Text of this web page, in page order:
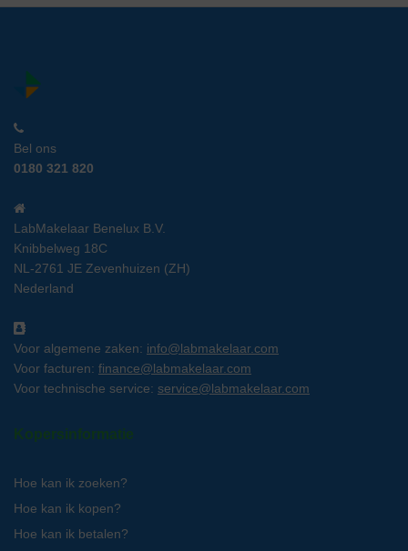
Bel ons
0180 321 820
LabMakelaar Benelux B.V.
Knibbelweg 18C
NL-2761 JE Zevenhuizen (ZH)
Nederland
Voor algemene zaken: info@labmakelaar.com
Voor facturen: finance@labmakelaar.com
Voor technische service: service@labmakelaar.com
Kopersinformatie
Hoe kan ik zoeken?
Hoe kan ik kopen?
Hoe kan ik betalen?